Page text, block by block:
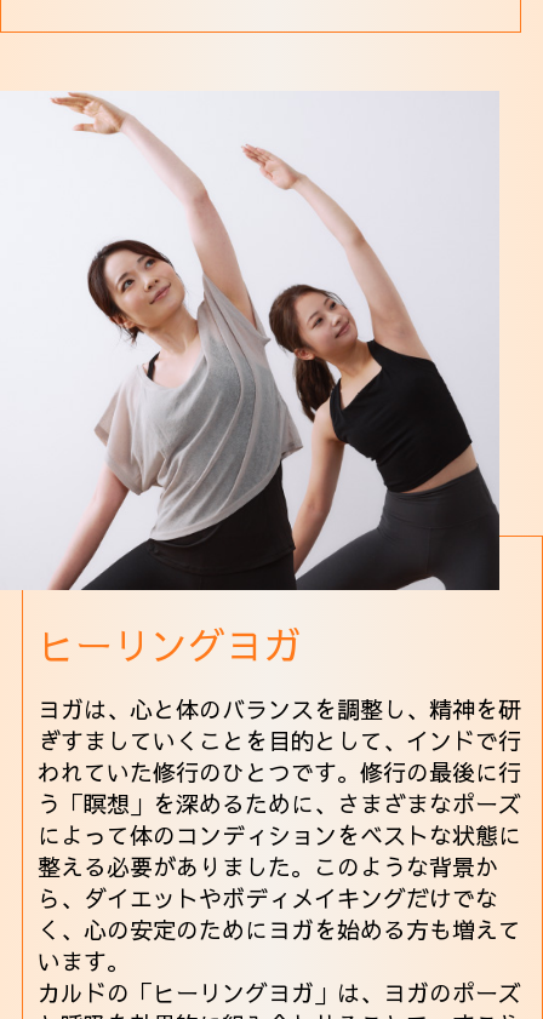
ヒーリングヨガ
ヨガは、心と体のバランスを調整し、精神を研
ぎすましていくことを目的として、インドで行
われていた修行のひとつです。修行の最後に行
う「瞑想」を深めるために、さまざまなポーズ
によって体のコンディションをベストな状態に
整える必要がありました。このような背景か
ら、ダイエットやボディメイキングだけでな
く、心の安定のためにヨガを始める方も増えて
います。
カルドの「ヒーリングヨガ」は、ヨガのポーズ